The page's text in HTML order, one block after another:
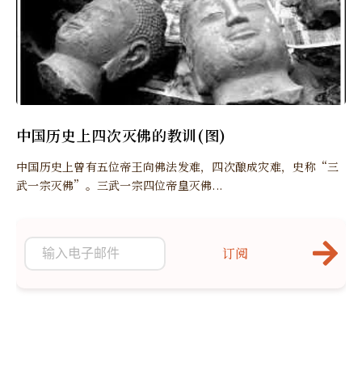
中国历史上四次灭佛的教训(图)
中国历史上曾有五位帝王向佛法发难，四次酿成灾难，史称“三
武一宗灭佛”。三武一宗四位帝皇灭佛...
订阅